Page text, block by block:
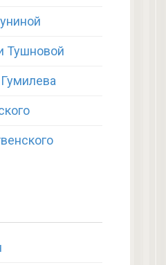
Тушновой